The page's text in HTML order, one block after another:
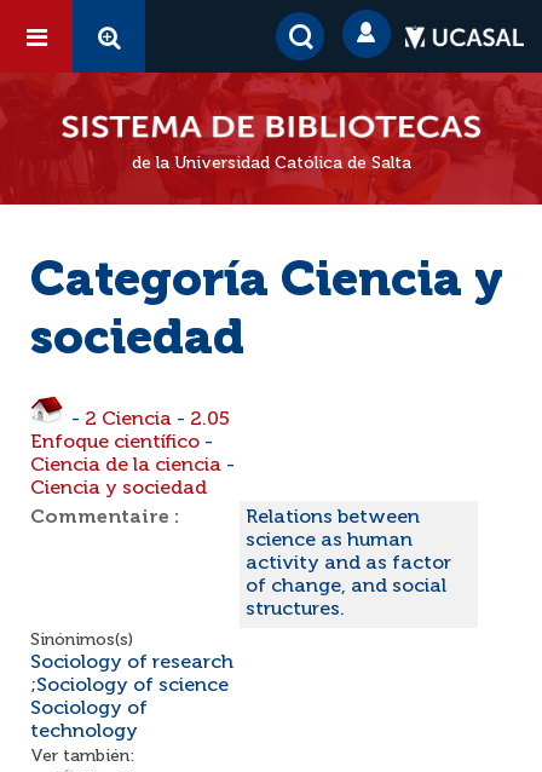
de la Universidad Católica de Salta
Categoría Ciencia y
sociedad
- 2 Ciencia - 2.05
Enfoque científico -
Ciencia de la ciencia -
Ciencia y sociedad
Commentaire :
Relations between
science as human
activity and as factor
of change, and social
structures.
Sinónimos(s)
Sociology of research
;Sociology of science
Sociology of
technology
Ver también: